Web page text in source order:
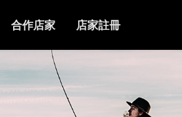
合作店家 店家註冊